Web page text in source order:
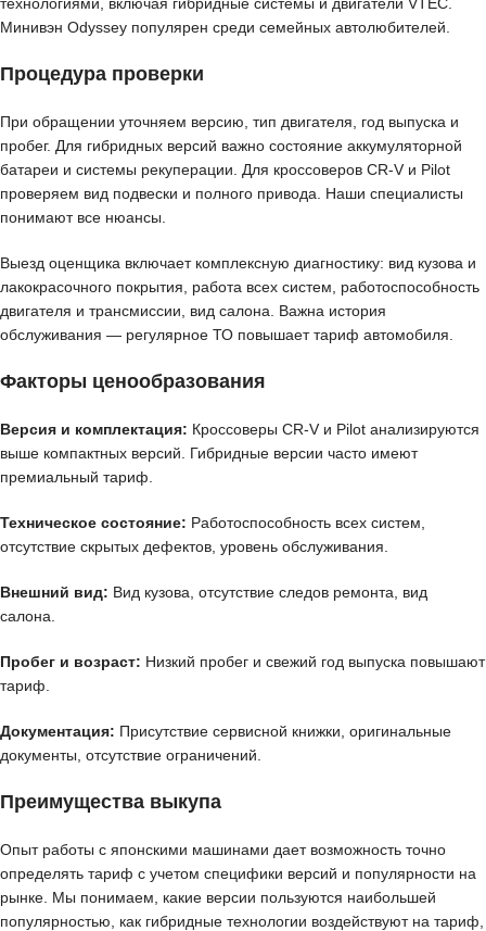
Минивэн Odyssey популярен среди семейных автолюбителей.
Процедура проверки
При обращении уточняем версию, тип двигателя, год выпуска и
пробег. Для гибридных версий важно состояние аккумуляторной
батареи и системы рекуперации. Для кроссоверов CR-V и Pilot
проверяем вид подвески и полного привода. Наши специалисты
понимают все нюансы.
Выезд оценщика включает комплексную диагностику: вид кузова и
лакокрасочного покрытия, работа всех систем, работоспособность
двигателя и трансмиссии, вид салона. Важна история
обслуживания — регулярное ТО повышает тариф автомобиля.
Факторы ценообразования
Версия и комплектация: Кроссоверы CR-V и Pilot анализируются
выше компактных версий. Гибридные версии часто имеют
премиальный тариф.
Техническое состояние: Работоспособность всех систем,
отсутствие скрытых дефектов, уровень обслуживания.
Внешний вид: Вид кузова, отсутствие следов ремонта, вид
салона.
Пробег и возраст: Низкий пробег и свежий год выпуска повышают
тариф.
Документация: Присутствие сервисной книжки, оригинальные
документы, отсутствие ограничений.
Преимущества выкупа
Опыт работы с японскими машинами дает возможность точно
определять тариф с учетом специфики версий и популярности на
рынке. Мы понимаем, какие версии пользуются наибольшей
популярностью, как гибридные технологии воздействуют на тариф,